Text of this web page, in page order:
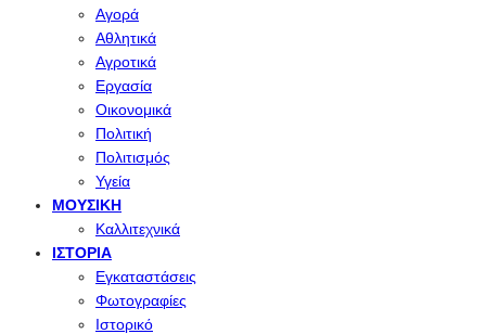
Αγορά
Αθλητικά
Αγροτικά
Εργασία
Οικονομικά
Πολιτική
Πολιτισμός
Υγεία
ΜΟΥΣΙΚΉ
Καλλιτεχνικά
ΙΣΤΟΡΊΑ
Εγκαταστάσεις
Φωτογραφίες
Ιστορικό